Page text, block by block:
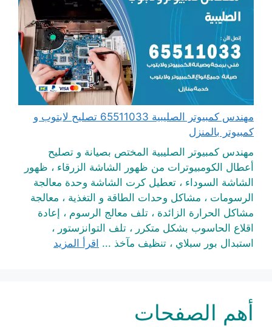
مهندس كمبيوتر الصليبية 65511033 تصليح لابتوب و
كمبيوتر بالمنزل
مهندس كمبيوتر الصليبية المختص بصيانة و تصليح
أعطال الكومبيوترات من ظهور الشاشة الزرقاء ، ظهور
الشاشة السوداء ، تعطيل كرت الشاشة وحدة معالجة
الرسومات ، مشاكل وحدات الطاقة و التغذية ، معالجة
مشاكل الحرارة الزائدة ، تلف معالج الرسوم ، إعادة
اقلاع الحاسوب بشكل متكرر ، تلف التوانزستور ،
استبدال بور سبلاي ، تنظيف مآخذ ... اقرأ المزيد
أهم الصفحات